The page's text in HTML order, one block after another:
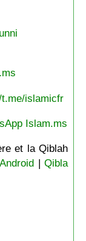
islamicfr
Islam.ms
et la Qiblah
|Qibla